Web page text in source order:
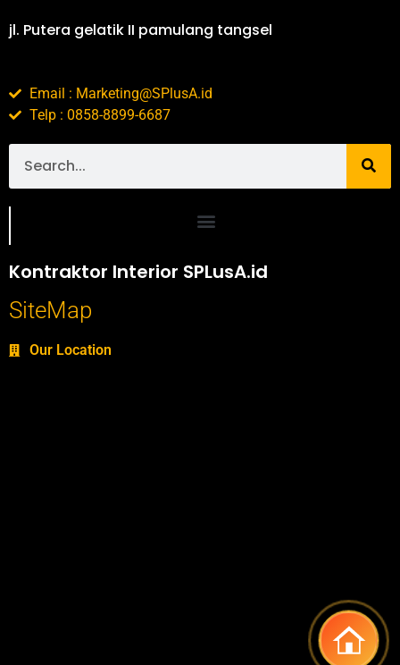
jl. Putera gelatik II pamulang tangsel
Email : Marketing@SPlusA.id
Telp : 0858-8899-6687
Kontraktor Interior SPLusA.id
SiteMap
Our Location